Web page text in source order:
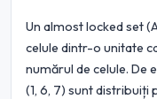
Un almost locked set
celule dintr-o unitate
numărul de celule. De
(1, 6, 7) sunt distribuiți